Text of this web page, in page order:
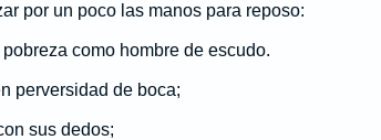
por un poco las manos para reposo:
como hombre de escudo.
perversidad de boca;
sus dedos;